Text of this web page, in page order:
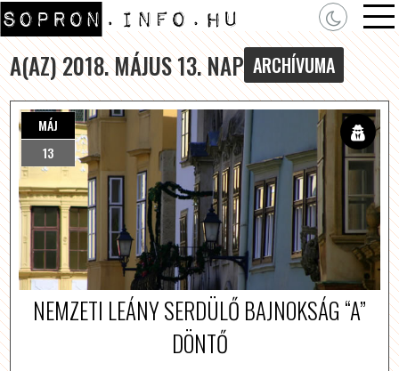
A(AZ) 2018. MÁJUS 13. NAP ARCHÍVUMA
MÁJ
13
NEMZETI LEÁNY SERDÜLŐ BAJNOKSÁG “A”
DÖNTŐ